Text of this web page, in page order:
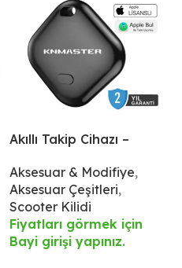
Akıllı Takip Cihazı –
Aksesuar & Modifiye,
Aksesuar Çeşitleri,
Scooter Kilidi
Fiyatları görmek için
Bayi girişi yapınız.